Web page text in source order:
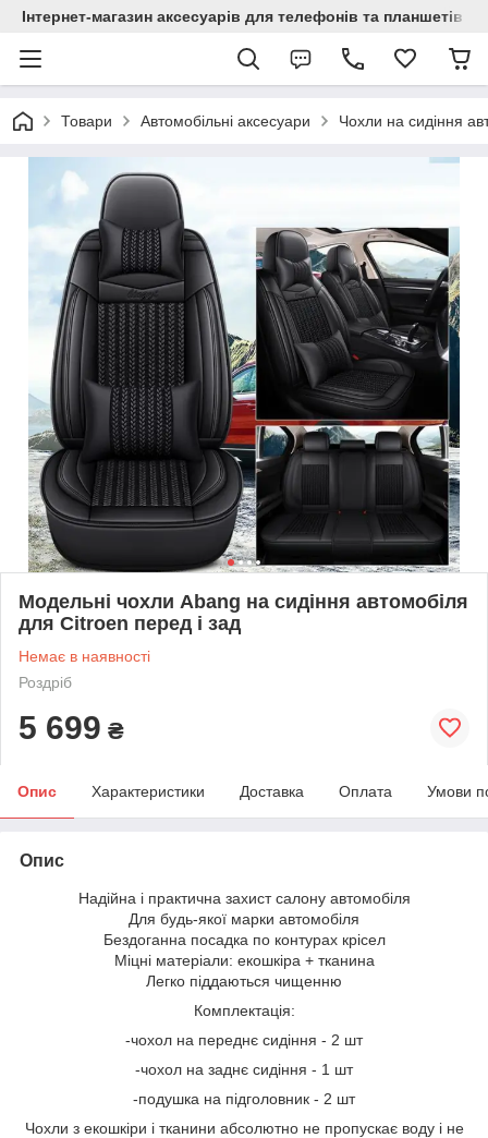
Інтернет-магазин аксесуарів для телефонів та планшетів
Товари Автомобільні аксесуари Чохли на сидіння
Модельні чохли Abang на сидіння автомобіля
для Citroen перед і зад
Немає в наявності
Роздріб
5 699 ₴
Опис Характеристики Доставка Оплата Умови
Опис
Надійна і практична захист салону автомобіля
Для будь-якої марки автомобіля
Бездоганна посадка по контурах крісел
Міцні матеріали: екошкіра + тканина
Легко піддаються чищенню
Комплектація:
-чохол на переднє сидіння - 2 шт
-чохол на заднє сидіння - 1 шт
-подушка на підголовник - 2 шт
Чохли з екошкіри і тканини абсолютно не пропускає воду і не